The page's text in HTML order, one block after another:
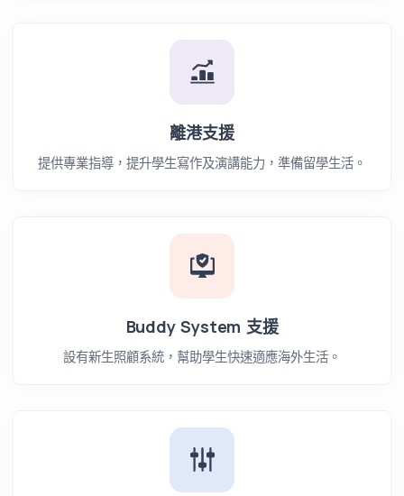
離港支援
提供專業指導，提升學生寫作及演講能力，準備留學生活。
Buddy System 支援
設有新生照顧系統，幫助學生快速適應海外生活。